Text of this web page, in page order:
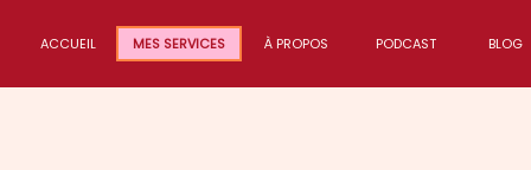
ACCUEIL MES SERVICES À PROPOS PODCAST BLOG